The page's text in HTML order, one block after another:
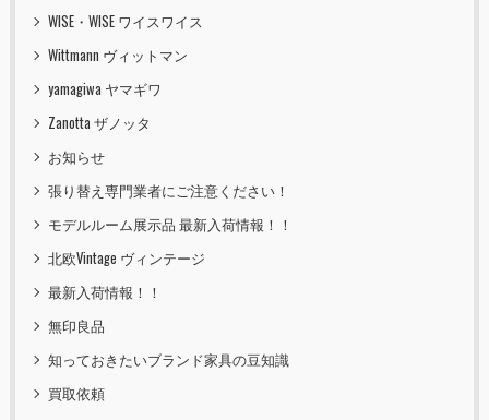
WISE・WISE ワイスワイス
Wittmann ヴィットマン
yamagiwa ヤマギワ
Zanotta ザノッタ
お知らせ
張り替え専門業者にご注意ください！
モデルルーム展示品 最新入荷情報！！
北欧Vintage ヴィンテージ
最新入荷情報！！
無印良品
知っておきたいブランド家具の豆知識
買取依頼